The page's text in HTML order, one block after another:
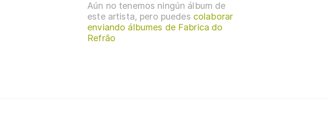
Aún no tenemos ningún álbum de
este artista, pero puedes colaborar
enviando álbumes de Fabrica do
Refrão